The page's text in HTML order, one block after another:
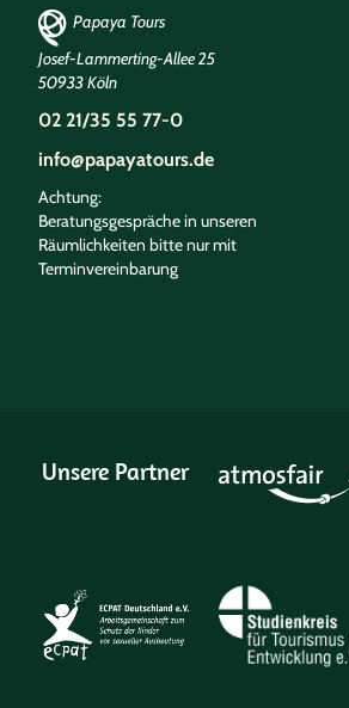
Papaya Tours
Josef-Lammerting-Allee 25
50933 Köln
02 21/35 55 77-0
info@papayatours.de
Achtung:
Beratungsgespräche in unseren
Räumlichkeiten bitte nur mit
Terminvereinbarung
Unsere Partner